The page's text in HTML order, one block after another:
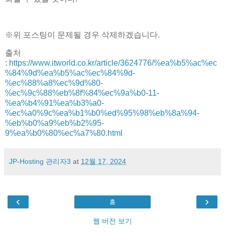
※위 포스팅이 문제될 경우 삭제하겠습니다.
출처
: https://www.itworld.co.kr/article/3624776/%ea%b5%ac%ec
%84%9d%ea%b5%ac%ec%84%9d-
%ec%88%a8%ec%9d%80-
%ec%9c%88%eb%8f%84%ec%9a%b0-11-
%ea%b4%91%ea%b3%a0-
%ec%a0%9c%ea%b1%b0%ed%95%98%eb%8a%94-
%eb%b0%a9%eb%b2%95-
9%ea%b0%80%ec%a7%80.html
JP-Hosting 관리자3 at 12월 17, 2024
‹ ›
홈
웹 버전 보기